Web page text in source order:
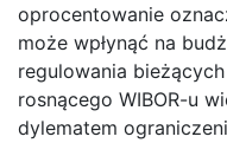
oprocentowanie
może wpłynąć na
regulowania
rosnącego WIBOR-u
dylematem